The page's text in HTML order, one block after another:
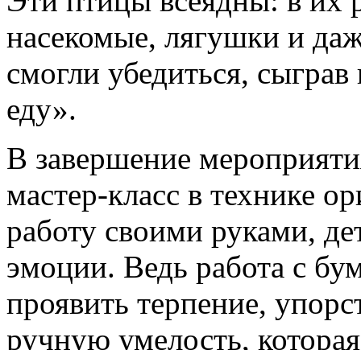
насекомые, лягушки и
смогли убедиться,
еду».
В завершение
мастер-класс в технике
работу своими руками,
эмоции. Ведь работа с
проявить терпение,
ручную умелость,